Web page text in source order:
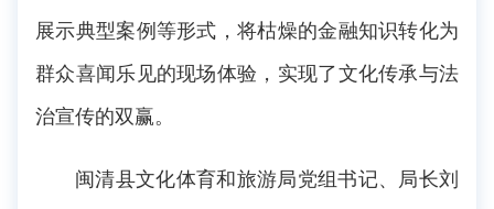
展示典型案例等形式，将枯燥的金融知识转化为
群众喜闻乐见的现场体验，实现了文化传承与法
治宣传的双赢。
闽清县文化体育和旅游局党组书记、局长刘